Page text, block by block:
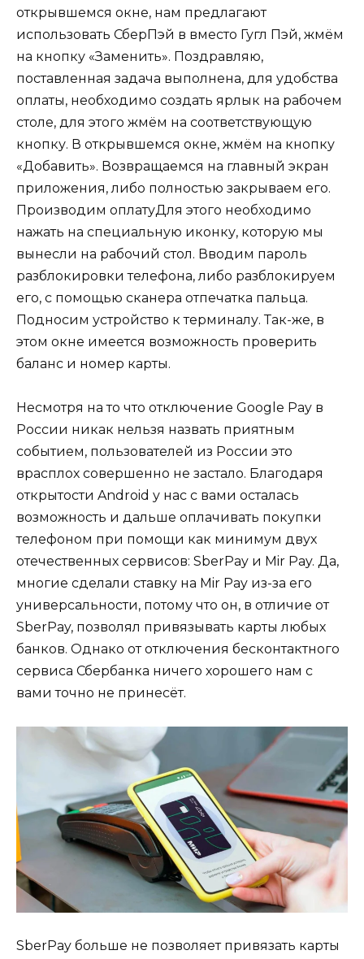
открывшемся окне, нам предлагают
использовать СберПэй в вместо Гугл Пэй, жмём
на кнопку «Заменить». Поздравляю,
поставленная задача выполнена, для удобства
оплаты, необходимо создать ярлык на рабочем
столе, для этого жмём на соответствующую
кнопку. В открывшемся окне, жмём на кнопку
«Добавить». Возвращаемся на главный экран
приложения, либо полностью закрываем его.
Производим оплатуДля этого необходимо
нажать на специальную иконку, которую мы
вынесли на рабочий стол. Вводим пароль
разблокировки телефона, либо разблокируем
его, с помощью сканера отпечатка пальца.
Подносим устройство к терминалу. Так-же, в
этом окне имеется возможность проверить
баланс и номер карты.
Несмотря на то что отключение Google Pay в
России никак нельзя назвать приятным
событием, пользователей из России это
врасплох совершенно не застало. Благодаря
открытости Android у нас с вами осталась
возможность и дальше оплачивать покупки
телефоном при помощи как минимум двух
отечественных сервисов: SberPay и Mir Pay. Да,
многие сделали ставку на Mir Pay из-за его
универсальности, потому что он, в отличие от
SberPay, позволял привязывать карты любых
банков. Однако от отключения бесконтактного
сервиса Сбербанка ничего хорошего нам с
вами точно не принесёт.
SberPay больше не позволяет привязать карты